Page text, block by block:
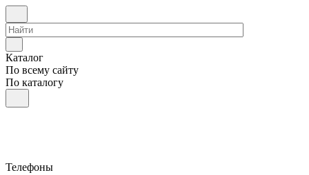
Каталог
По всему сайту
По каталогу
Телефоны